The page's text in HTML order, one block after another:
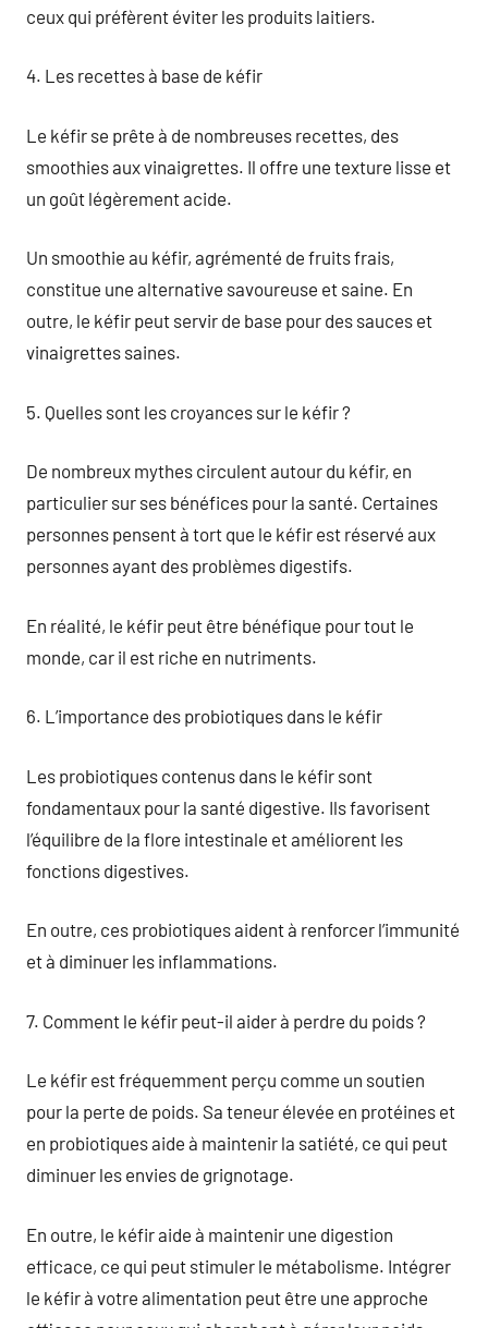
ceux qui préfèrent éviter les produits laitiers.
4. Les recettes à base de kéfir
Le kéfir se prête à de nombreuses recettes, des
smoothies aux vinaigrettes. Il offre une texture lisse et
un goût légèrement acide.
Un smoothie au kéfir, agrémenté de fruits frais,
constitue une alternative savoureuse et saine. En
outre, le kéfir peut servir de base pour des sauces et
vinaigrettes saines.
5. Quelles sont les croyances sur le kéfir ?
De nombreux mythes circulent autour du kéfir, en
particulier sur ses bénéfices pour la santé. Certaines
personnes pensent à tort que le kéfir est réservé aux
personnes ayant des problèmes digestifs.
En réalité, le kéfir peut être bénéfique pour tout le
monde, car il est riche en nutriments.
6. L’importance des probiotiques dans le kéfir
Les probiotiques contenus dans le kéfir sont
fondamentaux pour la santé digestive. Ils favorisent
l’équilibre de la flore intestinale et améliorent les
fonctions digestives.
En outre, ces probiotiques aident à renforcer l’immunité
et à diminuer les inflammations.
7. Comment le kéfir peut-il aider à perdre du poids ?
Le kéfir est fréquemment perçu comme un soutien
pour la perte de poids. Sa teneur élevée en protéines et
en probiotiques aide à maintenir la satiété, ce qui peut
diminuer les envies de grignotage.
En outre, le kéfir aide à maintenir une digestion
efficace, ce qui peut stimuler le métabolisme. Intégrer
le kéfir à votre alimentation peut être une approche